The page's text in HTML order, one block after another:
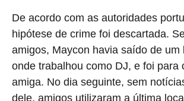
De acordo com as autoridades
hipótese de crime foi descartada.
amigos, Maycon havia saído de um
onde trabalhou como DJ, e foi para
amiga. No dia seguinte, sem
dele, amigos utilizaram a última